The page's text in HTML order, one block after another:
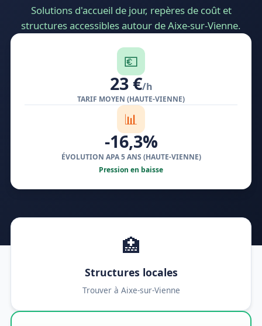
Solutions d'accueil de jour, repères de coût et
structures accessibles autour de Aixe-sur-Vienne.
💶
23 €/h
TARIF MOYEN (HAUTE-VIENNE)
📊
-16,3%
ÉVOLUTION APA 5 ANS (HAUTE-VIENNE)
Pression en baisse
🏥
Structures locales
Trouver à Aixe-sur-Vienne